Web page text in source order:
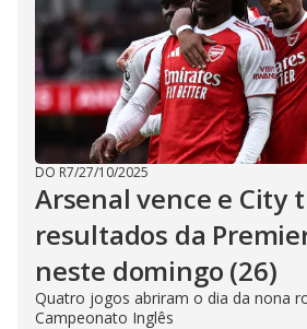
DO R7/27/10/2025
Arsenal vence e City
resultados da
neste domingo (26)
Quatro jogos abriram o dia da nona
Campeonato Inglês